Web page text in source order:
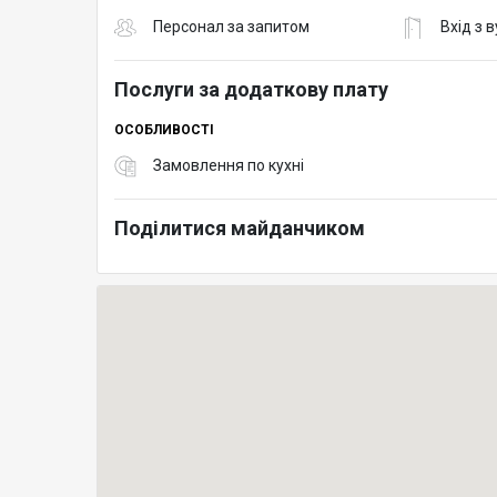
Персонал за запитом Вхід з
Послуги за додаткову плату
ОСОБЛИВОСТІ
Замовлення по кухні
Поділитися майданчиком